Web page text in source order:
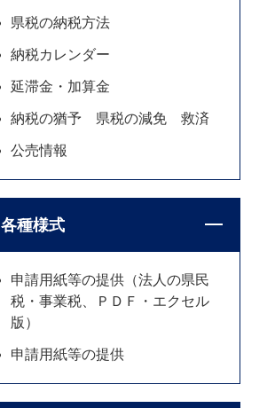
県税の納税方法
納税カレンダー
延滞金・加算金
納税の猶予 県税の減免 救済
公売情報
各種様式
申請用紙等の提供（法人の県民
税・事業税、ＰＤＦ・エクセル
版）
申請用紙等の提供